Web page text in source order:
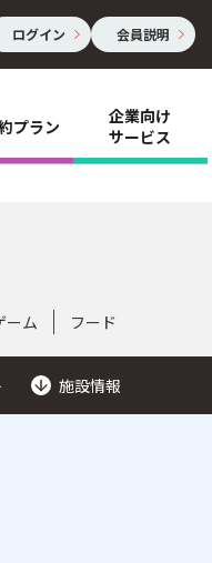
ログイン 会員説明
プラン
企業向け
サービス
ーム フード
施設情報